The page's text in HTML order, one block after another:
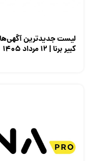
لیست جدیدترین
کبیر برنا | ۱۲ مرداد ۱۴۰۵